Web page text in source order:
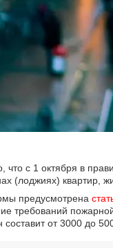
с 1 октября в
(лоджиях) квартир,
предусмотрена
требований
от 3000 до